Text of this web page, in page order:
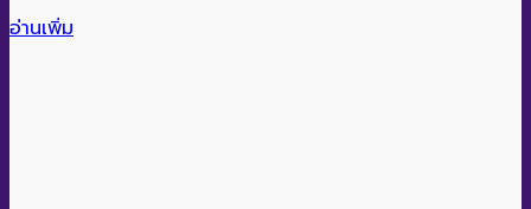
อ่านเพิ่ม